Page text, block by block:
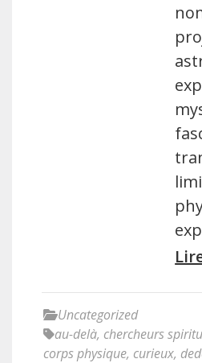
Uncategorized
au-delà, chercheurs
corps physique, curieux,